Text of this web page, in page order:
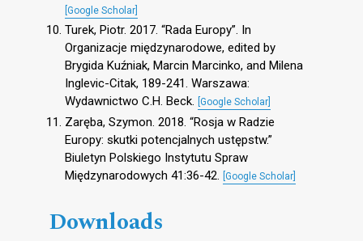
[Google Scholar]
Turek, Piotr. 2017. “Rada Europy”. In
Organizacje międzynarodowe, edited by
Brygida Kuźniak, Marcin Marcinko, and Milena
Inglevic-Citak, 189-241. Warszawa:
Wydawnictwo C.H. Beck. [Google Scholar]
Zaręba, Szymon. 2018. “Rosja w Radzie
Europy: skutki potencjalnych ustępstw.”
Biuletyn Polskiego Instytutu Spraw
Międzynarodowych 41:36-42. [Google Scholar]
Downloads